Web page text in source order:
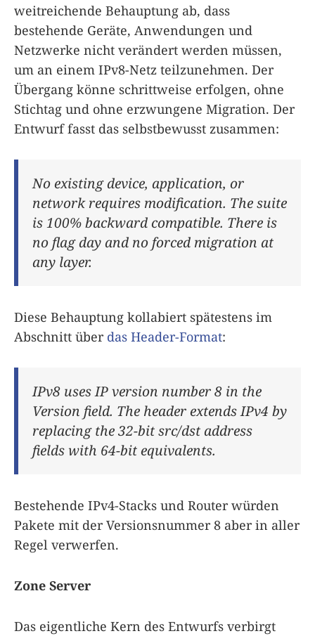
weitreichende Behauptung ab, dass
bestehende Geräte, Anwendungen und
Netzwerke nicht verändert werden müssen,
um an einem IPv8-Netz teilzunehmen. Der
Übergang könne schrittweise erfolgen, ohne
Stichtag und ohne erzwungene Migration. Der
Entwurf fasst das selbstbewusst zusammen:
No existing device, application, or
network requires modification. The suite
is 100% backward compatible. There is
no flag day and no forced migration at
any layer.
Diese Behauptung kollabiert spätestens im
Abschnitt über das Header-Format:
IPv8 uses IP version number 8 in the
Version field. The header extends IPv4 by
replacing the 32-bit src/dst address
fields with 64-bit equivalents.
Bestehende IPv4-Stacks und Router würden
Pakete mit der Versionsnummer 8 aber in aller
Regel verwerfen.
Zone Server
Das eigentliche Kern des Entwurfs verbirgt